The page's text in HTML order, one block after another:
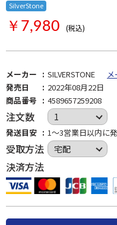
SilverStone
￥7,980 (税込)
メーカー SILVERSTONE
メ
発売日
2022年08月22日
商品番号
4589657259208
注文数
発送目安 1～3営業日以内に
受取方法
決済方法